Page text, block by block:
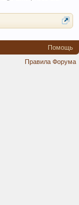
Помощь
Правила Форума